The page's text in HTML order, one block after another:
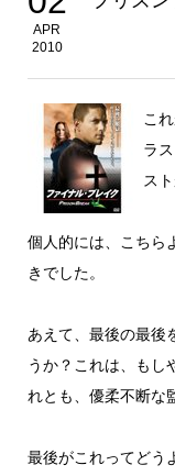
APR
2010
こ
ラ
ス
個人的には、こちら
きでした。
あえて、最後の最後
うか？これは、もし
れとも、優柔不断な
最後がこれってどう